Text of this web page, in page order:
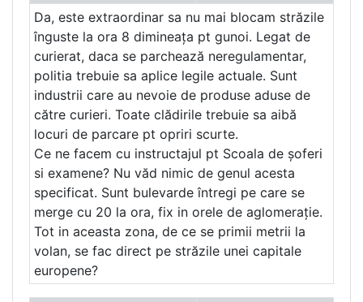
Da, este extraordinar sa nu mai blocam străzile
înguste la ora 8 dimineața pt gunoi. Legat de
curierat, daca se parchează neregulamentar,
politia trebuie sa aplice legile actuale. Sunt
industrii care au nevoie de produse aduse de
către curieri. Toate clădirile trebuie sa aibă
locuri de parcare pt opriri scurte.
Ce ne facem cu instructajul pt Scoala de șoferi
si examene? Nu văd nimic de genul acesta
specificat. Sunt bulevarde întregi pe care se
merge cu 20 la ora, fix in orele de aglomerație.
Tot in aceasta zona, de ce se primii metrii la
volan, se fac direct pe străzile unei capitale
europene?